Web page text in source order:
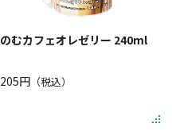
のむカフェオレゼリー 240ml
205円（税込）